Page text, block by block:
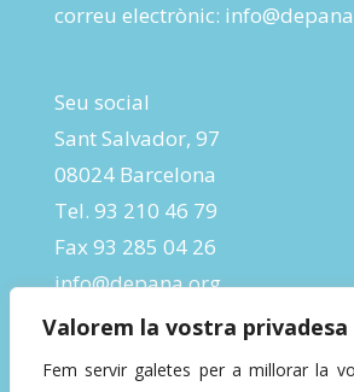
Valorem la vostra privadesa
Fem servir galetes per a millorar la
correu electrònic:
Seu social
Sant Salvador, 97
08024 Barcelona
Tel. 93 210 46 79
Fax 93 285 04 26
info@depana.org